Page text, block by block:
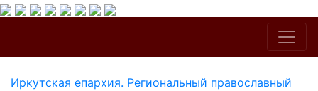
Иркутская епархия. Региональный православный